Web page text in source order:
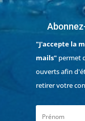
"J'accepte la
mails"permet
ouverts afin
retirer votre